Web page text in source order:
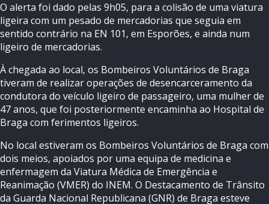
O alerta foi dado pelas 9h05, para a colisão de uma viatura
ligeira com um pesado de mercadorias que seguia em
sentido contrário na EN 101, em Esporões, e ainda num
ligeiro de mercadorias.
À chegada ao local, os Bombeiros Voluntários de Braga
tiveram de realizar operações de desencarceramento da
condutora do veículo ligeiro de passageiro, uma mulher de
47 anos, que foi posteriormente encaminha ao Hospital de
Braga com ferimentos ligeiros.
No local estiveram os Bombeiros Voluntários de Braga com
dois meios, apoiados por uma equipa de medicina e
enfermagem da Viatura Médica de Emergência e
Reanimação (VMER) do INEM. O Destacamento de Trânsito
da Guarda Nacional Republicana (GNR) de Braga esteve